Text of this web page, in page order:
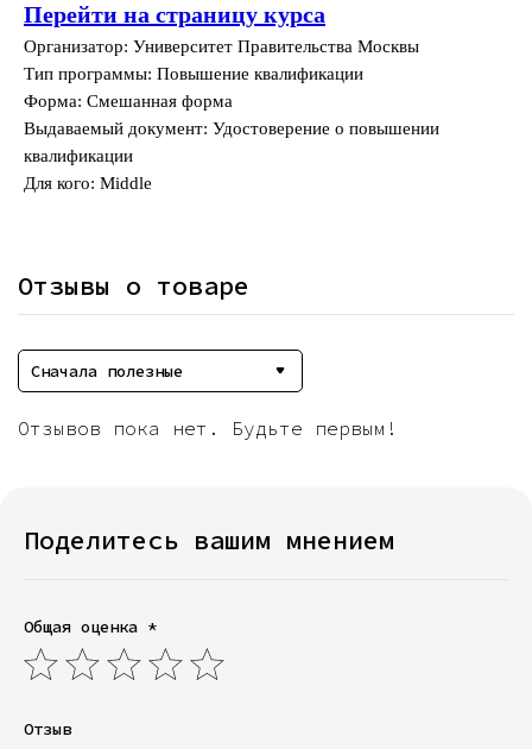
Перейти на страницу курса
Организатор: Университет Правительства Москвы
Тип программы: Повышение квалификации
Форма: Смешанная форма
Выдаваемый документ: Удостоверение о повышении
квалификации
Для кого: Middle
Отзывы о товаре
Сначала полезные
Отзывов пока нет. Будьте первым!
Поделитесь вашим мнением
Общая оценка *
Отзыв